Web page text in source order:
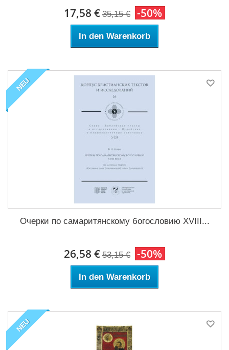
17,58 € 35,15 € -50%
In den Warenkorb
NEU
Очерки по самаритянскому богословию XVIII...
26,58 € 53,15 € -50%
In den Warenkorb
NEU